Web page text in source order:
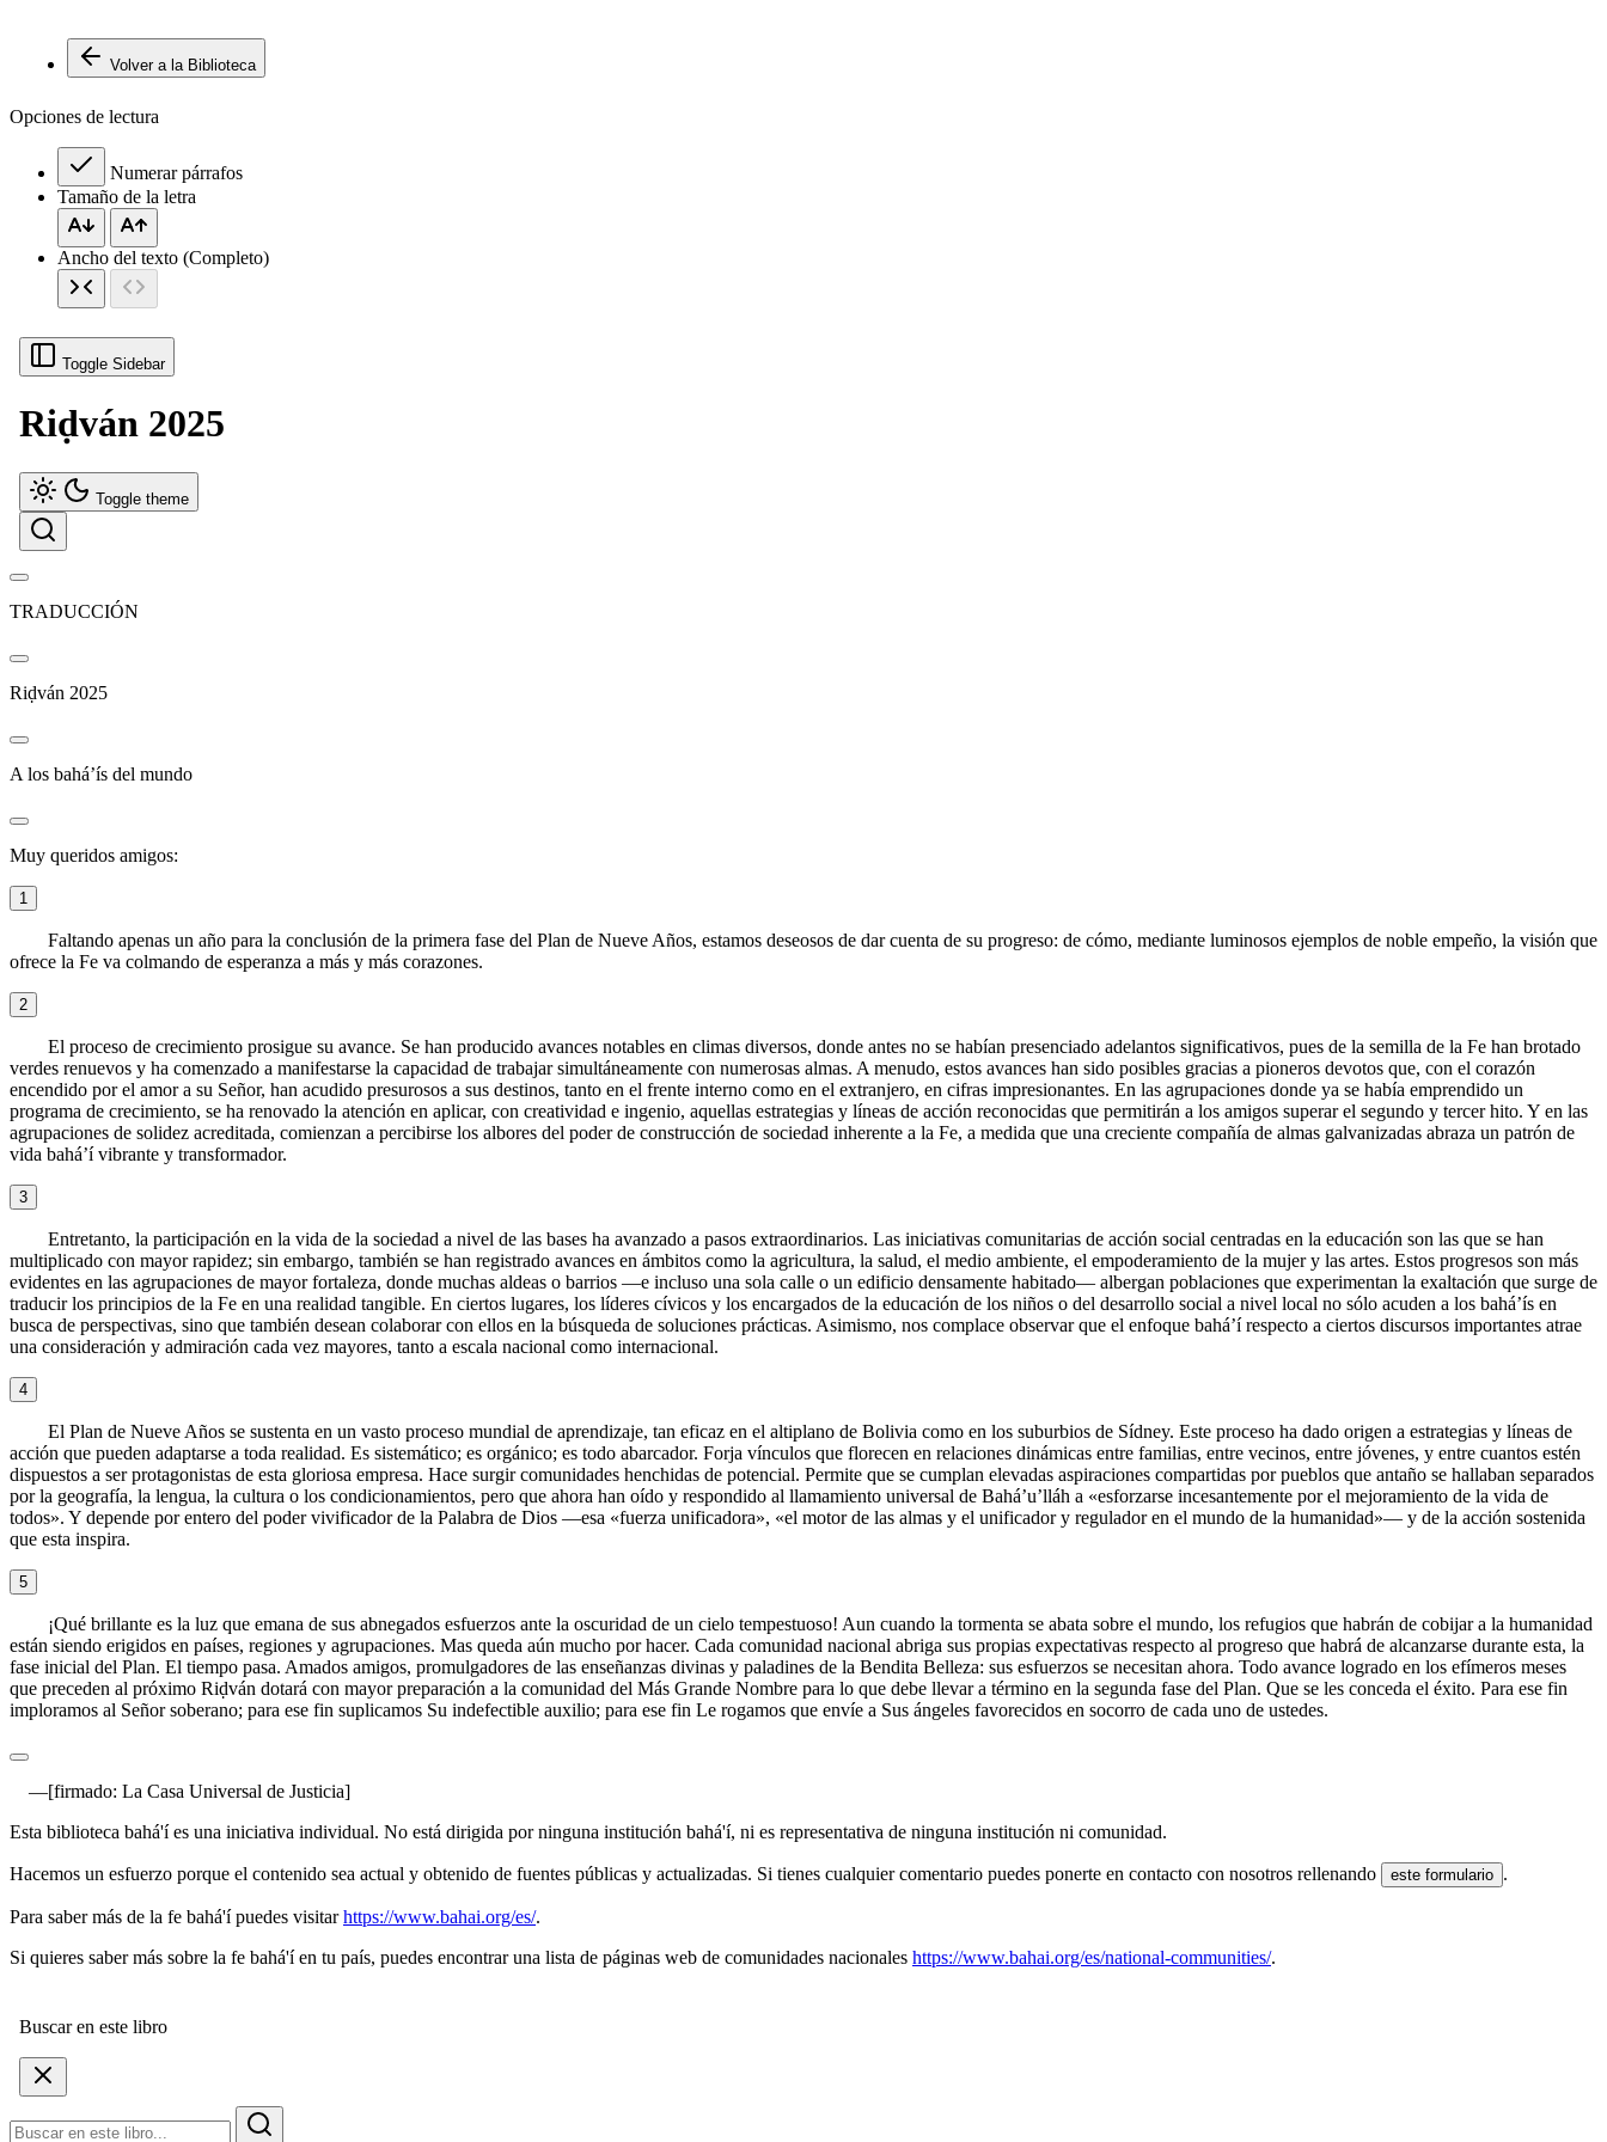
Volver a la Biblioteca
Opciones de lectura
Numerar párrafos
Tamaño de la letra
Ancho del texto (Completo)
Toggle Sidebar
Riḍván 2025
Toggle theme
TRADUCCIÓN
Riḍván 2025
A los bahá’ís del mundo
Muy queridos amigos:
1
Faltando apenas un año para la conclusión de la primera fase del Plan de Nueve Años, estamos deseosos de dar cuenta de su progreso: de cómo, mediante luminosos ejemplos de noble empeño, la visión que
ofrece la Fe va colmando de esperanza a más y más corazones.
2
El proceso de crecimiento prosigue su avance. Se han producido avances notables en climas diversos, donde antes no se habían presenciado adelantos significativos, pues de la semilla de la Fe han brotado
verdes renuevos y ha comenzado a manifestarse la capacidad de trabajar simultáneamente con numerosas almas. A menudo, estos avances han sido posibles gracias a pioneros devotos que, con el corazón
encendido por el amor a su Señor, han acudido presurosos a sus destinos, tanto en el frente interno como en el extranjero, en cifras impresionantes. En las agrupaciones donde ya se había emprendido un
programa de crecimiento, se ha renovado la atención en aplicar, con creatividad e ingenio, aquellas estrategias y líneas de acción reconocidas que permitirán a los amigos superar el segundo y tercer hito. Y en las
agrupaciones de solidez acreditada, comienzan a percibirse los albores del poder de construcción de sociedad inherente a la Fe, a medida que una creciente compañía de almas galvanizadas abraza un patrón de
vida bahá’í vibrante y transformador.
3
Entretanto, la participación en la vida de la sociedad a nivel de las bases ha avanzado a pasos extraordinarios. Las iniciativas comunitarias de acción social centradas en la educación son las que se han
multiplicado con mayor rapidez; sin embargo, también se han registrado avances en ámbitos como la agricultura, la salud, el medio ambiente, el empoderamiento de la mujer y las artes. Estos progresos son más
evidentes en las agrupaciones de mayor fortaleza, donde muchas aldeas o barrios —e incluso una sola calle o un edificio densamente habitado— albergan poblaciones que experimentan la exaltación que surge de
traducir los principios de la Fe en una realidad tangible. En ciertos lugares, los líderes cívicos y los encargados de la educación de los niños o del desarrollo social a nivel local no sólo acuden a los bahá’ís en
busca de perspectivas, sino que también desean colaborar con ellos en la búsqueda de soluciones prácticas. Asimismo, nos complace observar que el enfoque bahá’í respecto a ciertos discursos importantes atrae
una consideración y admiración cada vez mayores, tanto a escala nacional como internacional.
4
El Plan de Nueve Años se sustenta en un vasto proceso mundial de aprendizaje, tan eficaz en el altiplano de Bolivia como en los suburbios de Sídney. Este proceso ha dado origen a estrategias y líneas de
acción que pueden adaptarse a toda realidad. Es sistemático; es orgánico; es todo abarcador. Forja vínculos que florecen en relaciones dinámicas entre familias, entre vecinos, entre jóvenes, y entre cuantos estén
dispuestos a ser protagonistas de esta gloriosa empresa. Hace surgir comunidades henchidas de potencial. Permite que se cumplan elevadas aspiraciones compartidas por pueblos que antaño se hallaban separados
por la geografía, la lengua, la cultura o los condicionamientos, pero que ahora han oído y respondido al llamamiento universal de Bahá’u’lláh a «esforzarse incesantemente por el mejoramiento de la vida de
todos». Y depende por entero del poder vivificador de la Palabra de Dios —esa «fuerza unificadora», «el motor de las almas y el unificador y regulador en el mundo de la humanidad»— y de la acción sostenida
que esta inspira.
5
¡Qué brillante es la luz que emana de sus abnegados esfuerzos ante la oscuridad de un cielo tempestuoso! Aun cuando la tormenta se abata sobre el mundo, los refugios que habrán de cobijar a la humanidad
están siendo erigidos en países, regiones y agrupaciones. Mas queda aún mucho por hacer. Cada comunidad nacional abriga sus propias expectativas respecto al progreso que habrá de alcanzarse durante esta, la
fase inicial del Plan. El tiempo pasa. Amados amigos, promulgadores de las enseñanzas divinas y paladines de la Bendita Belleza: sus esfuerzos se necesitan ahora. Todo avance logrado en los efímeros meses
que preceden al próximo Riḍván dotará con mayor preparación a la comunidad del Más Grande Nombre para lo que debe llevar a término en la segunda fase del Plan. Que se les conceda el éxito. Para ese fin
imploramos al Señor soberano; para ese fin suplicamos Su indefectible auxilio; para ese fin Le rogamos que envíe a Sus ángeles favorecidos en socorro de cada uno de ustedes.
[firmado: La Casa Universal de Justicia]
Esta biblioteca bahá'í es una iniciativa individual. No está dirigida por ninguna institución bahá'í, ni es representativa de ninguna institución ni comunidad.
Hacemos un esfuerzo porque el contenido sea actual y obtenido de fuentes públicas y actualizadas. Si tienes cualquier comentario puedes ponerte en contacto con nosotros rellenando este formulario .
Para saber más de la fe bahá'í puedes visitarhttps://www.bahai.org/es/.
Si quieres saber más sobre la fe bahá'í en tu país, puedes encontrar una lista de páginas web de comunidades nacionales https://www.bahai.org/es/national-communities/.
Buscar en este libro